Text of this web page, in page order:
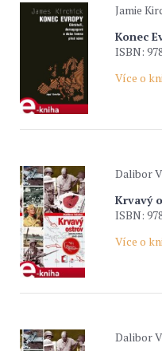
Jamie
Konec
ISBN:
Více o
Dalibor
Krvavý
ISBN:
Více o
Dalibor